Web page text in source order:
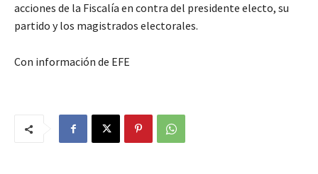
acciones de la Fiscalía en contra del presidente electo, su
partido y los magistrados electorales.
Con información de EFE